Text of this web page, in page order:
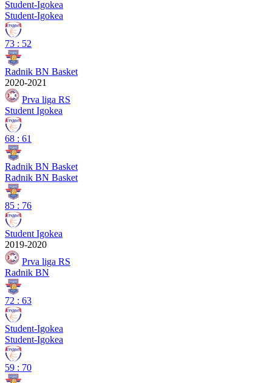
Student-Igokea
Student-Igokea
73 : 52
Radnik BN Basket
2020-2021
Prva liga RS
Student Igokea
68 : 61
Radnik BN Basket
Radnik BN Basket
85 : 76
Student Igokea
2019-2020
Prva liga RS
Radnik BN
72 : 63
Student-Igokea
Student-Igokea
59 : 70